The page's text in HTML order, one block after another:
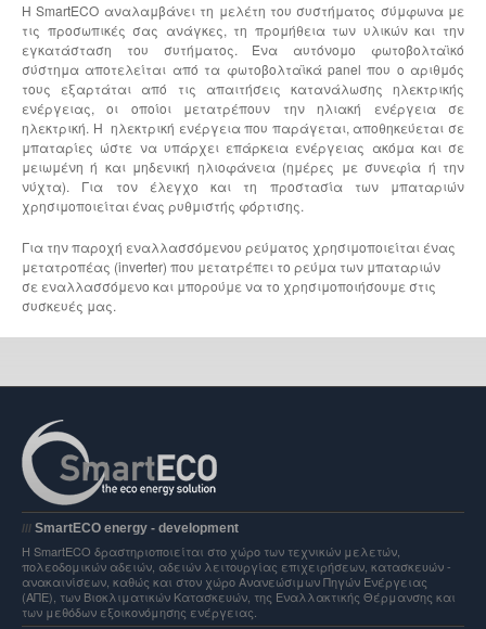
Η SmartECO αναλαμβάνει τη μελέτη του συστήματος σύμφωνα με
τις προσωπικές σας ανάγκες, τη προμήθεια των υλικών και την
εγκατάσταση του συτήματος. Ένα αυτόνομο φωτοβολταϊκό
σύστημα αποτελείται από τα φωτοβολταϊκά panel που ο αριθμός
τους εξαρτάται από τις απαιτήσεις κατανάλωσης ηλεκτρικής
ενέργειας, οι οποίοι μετατρέπουν την ηλιακή ενέργεια σε
ηλεκτρική. Η ηλεκτρική ενέργεια που παράγεται, αποθηκεύεται σε
μπαταρίες ώστε να υπάρχει επάρκεια ενέργειας ακόμα και σε
μειωμένη ή και μηδενική ηλιοφάνεια (ημέρες με συνεφία ή την
νύχτα). Για τον έλεγχο και τη προστασία των μπαταριών
χρησιμοποιείται ένας ρυθμιστής φόρτισης.
Για την παροχή εναλλασσόμενου ρεύματος χρησιμοποιείται ένας
μετατροπέας (inverter) που μετατρέπει το ρεύμα των μπαταριών
σε εναλλασσόμενο και μπορούμε να το χρησιμοποιήσουμε στις
συσκευές μας.
/// SmartECO energy - development
H SmartECO δραστηριοποιείται στο χώρο των τεχνικών μελετών,
πολεοδομικών αδειών, αδειών λειτουργίας επιχειρήσεων, κατασκευών -
ανακαινίσεων, καθώς και στον χώρο Ανανεώσιμων Πηγών Ενέργειας
(ΑΠΕ), των Βιοκλιματικών Κατασκευών, της Εναλλακτικής Θέρμανσης και
των μεθόδων εξοικονόμησης ενέργειας.